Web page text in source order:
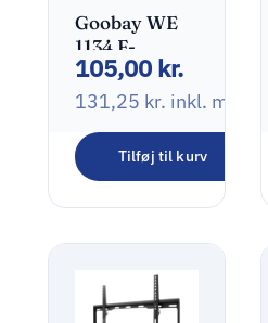
Goobay WE
1134 F-
stik(hun) til
F-stik(hun)
105,00 kr.
131,25 kr. inkl. moms
Tilføj til kurv